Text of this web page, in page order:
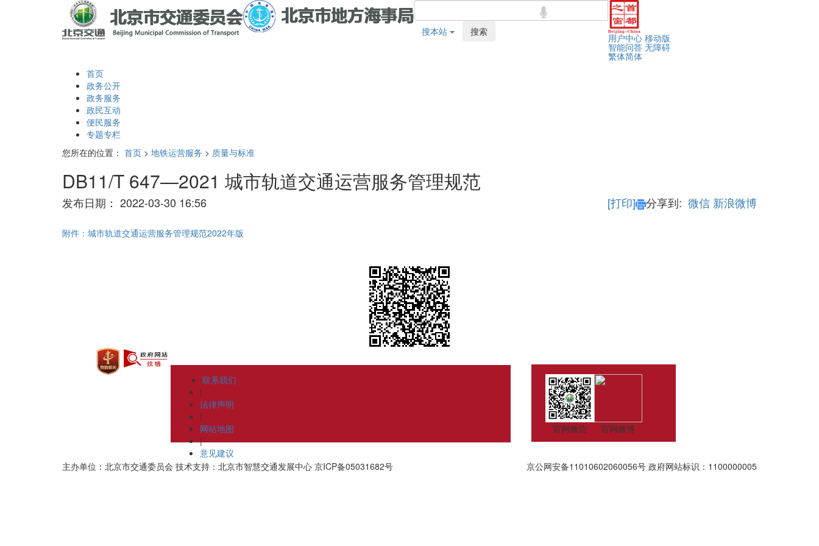
搜本站 搜索
用户中心 移动版
智能问答 无障碍
繁体简体
首页
政务公开
政务服务
政民互动
便民服务
专题专栏
您所在的位置： 首页 > 地铁运营服务 > 质量与标准
DB11/T 647—2021 城市轨道交通运营服务管理规范
发布日期： 2022-03-30 16:56 [打印] 分享到: 微信 新浪微博
附件：城市轨道交通运营服务管理规范2022年版
联系我们
|
法律声明
|
网站地图
|
意见建议
官网微信 官网微博
主办单位：北京市交通委员会 技术支持：北京市智慧交通发展中心 京ICP备05031682号 京公网安备11010602060056号 政府网站标识：1100000005